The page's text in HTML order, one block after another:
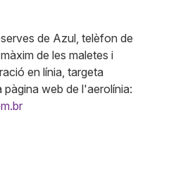
de Azul, telèfon de
de les maletes i
en línia, targeta
web de l'aerolínia: